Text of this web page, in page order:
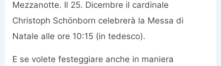
Mezzanotte. Il 25. Dicembre il cardinale
Christoph Schönborn celebrerà la Messa di
Natale alle ore 10:15 (in tedesco).
E se volete festeggiare anche in maniera